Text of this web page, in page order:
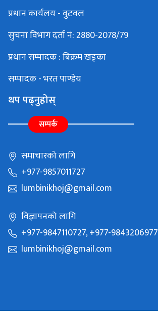
प्रधान कार्यलय - वुटवल
सुचना विभाग दर्ता नं: 2880-2078/79
प्रधान सम्पादक : बिक्रम खड्का
सम्पादक - भरत पाण्डेय
थप पढ्नुहोस्
सम्पर्क
समाचारको लागि
+977-9857011727
lumbinikhoj@gmail.com
विज्ञापनको लागि
+977-9847110727, +977-9843206977
lumbinikhoj@gmail.com